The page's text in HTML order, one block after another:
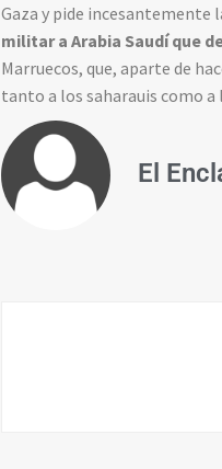
Gaza y pide incesantemente
militar a Arabia Saudí que
Marruecos, que, aparte de
tanto a los saharauis como a
El